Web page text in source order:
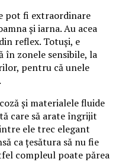
pot fi extraordinare
și iarna. Au acea
reflex. Totuși, e
în zonele sensibile, la
pentru că unele
și materialele fluide
care să arate îngrijit
ele trec elegant
ca țesătura să nu fie
compleul poate părea